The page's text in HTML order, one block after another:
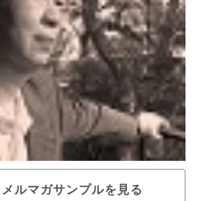
メルマガサンプルを見る